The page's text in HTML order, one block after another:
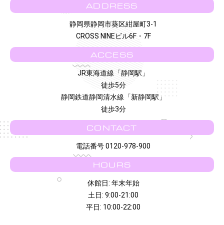
ADDRESS
静岡県静岡市葵区紺屋町3-1
CROSS NINEビル6F・7F
ACCESS
JR東海道線「静岡駅」
徒歩5分
静岡鉄道静岡清水線「新静岡駅」
徒歩3分
CONTACT
電話番号 0120-978-900
HOURS
休館日: 年末年始
土日: 9:00-21:00
平日: 10:00-22:00